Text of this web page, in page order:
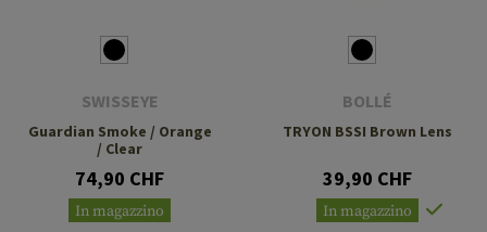
SWISSEYE
Guardian Smoke / Orange
/ Clear
74,90 CHF
In magazzino
BOLLÉ
TRYON BSSI Brown Lens
39,90 CHF
In magazzino